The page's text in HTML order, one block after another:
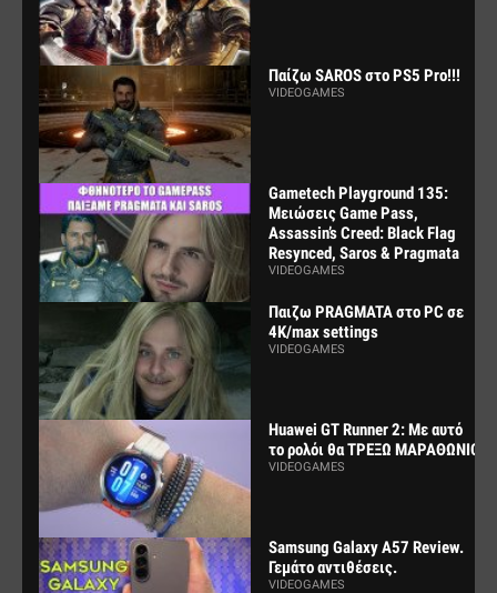
Παίζω SAROS στο PS5 Pro!!!
VIDEOGAMES
Gametech Playground 135:
Μειώσεις Game Pass,
Assassin’s Creed: Black Flag
Resynced, Saros & Pragmata
VIDEOGAMES
Παιζω PRAGMATA στο PC σε
4K/max settings
VIDEOGAMES
Huawei GT Runner 2: Με αυτό
το ρολόι θα ΤΡΕΞΩ ΜΑΡΑΘΩΝΙΟ
VIDEOGAMES
Samsung Galaxy A57 Review.
Γεμάτο αντιθέσεις.
VIDEOGAMES